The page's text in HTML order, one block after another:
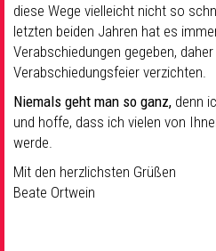
diese Wege vielleicht nicht so
letzten beiden Jahren hat es
Verabschiedungen gegeben,
Verabschiedungsfeier verzichten.
Niemals geht man so ganz, denn
und hoffe, dass ich vielen von
werde.
Mit den herzlichsten Grüßen
Beate Ortwein